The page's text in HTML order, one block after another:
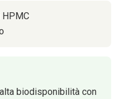
biodisponibilità con